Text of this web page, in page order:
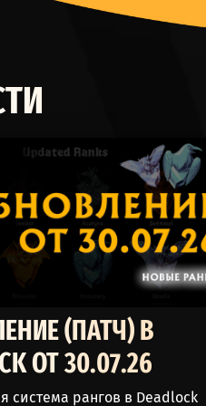
(ДОЗОРНЫЙ)
(ХОЛЛИДЕЙ)
(ПАТЧ) В
ОТ 30.07.26
система рангов в Deadlock